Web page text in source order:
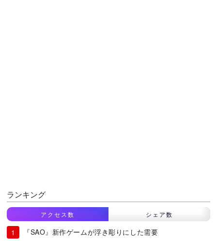
ランキング
アクセス数 シェア数
『SAO』新作ゲームが浮き彫りにした需要